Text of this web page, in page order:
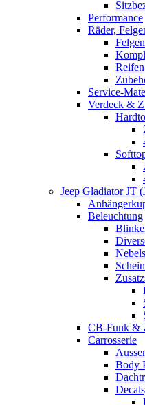
Performance
Räder,
Felgen
Reifen
Service-
Verdeck &
Jeep Gladiator JT
Beleuchtung
CB-Funk &
Carrosserie
Body